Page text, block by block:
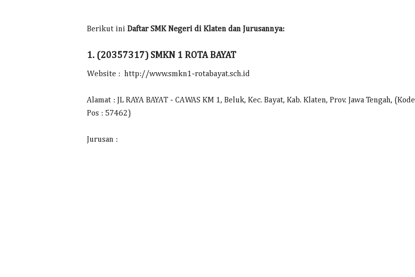
Berikut ini Daftar SMK Negeri di Klaten dan Jurusannya:
1. (20357317) SMKN 1 ROTA BAYAT
Website : http://www.smkn1-rotabayat.sch.id
Alamat : JL RAYA BAYAT - CAWAS KM 1, Beluk, Kec. Bayat, Kab. Klaten, Prov. Jawa Tengah, (Kode
Pos : 57462)
Jurusan :